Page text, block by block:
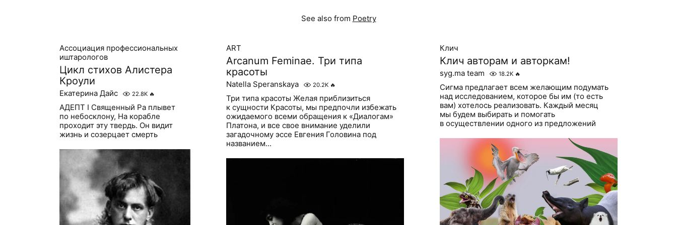
See also from Poetry
Ассоциация профессиональных
иштарологов
Цикл стихов Алистера
Кроули
Екатерина Дайс 22.8K 🔥
АДЕПТ I Священный Ра плывет
по небосклону, На корабле
проходит эту твердь. Он видит
жизнь и созерцает смерть
ART
Arcanum Feminae. Три типа
красоты
Natella Speranskaya 20.2K 🔥
Три типа красоты Желая приблизиться
к сущности Красоты, мы предпочли избежать
ожидаемого всеми обращения к «Диалогам»
Платона, и все свое внимание уделили
загадочному эссе Евгения Головина под
названием...
Клич
Клич авторам и авторкам!
syg.ma team 18.2K 🔥
Сигма предлагает всем желающим подумать
над исследованием, которое бы им (то есть
вам) хотелось реализовать. Каждый месяц
мы будем выбирать и помогать
в осуществлении одного из предложений